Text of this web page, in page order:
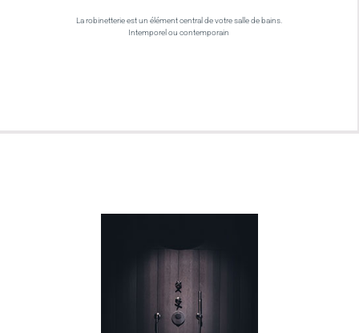
La robinetterie est un élément central de votre salle de bains.
Intemporel ou contemporain